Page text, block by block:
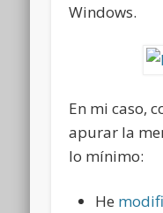
Windows.
En mi caso,
apurar la
lo mínimo:
He